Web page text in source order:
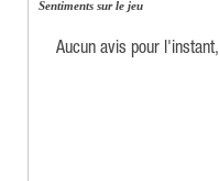
Sentiments sur le jeu
Aucun avis pour l'instant,